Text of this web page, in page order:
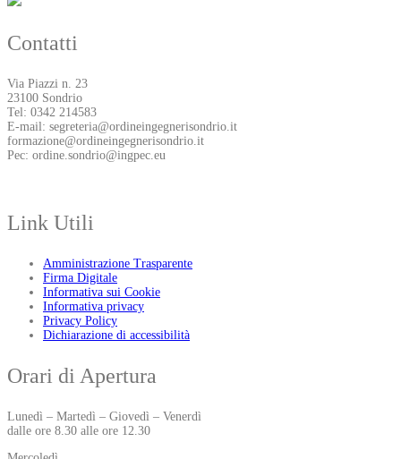
Contatti
Via Piazzi n. 23
23100 Sondrio
Tel: 0342 214583
E-mail: segreteria@ordineingegnerisondrio.it
formazione@ordineingegnerisondrio.it
Pec: ordine.sondrio@ingpec.eu
Link Utili
Amministrazione Trasparente
Firma Digitale
Informativa sui Cookie
Informativa privacy
Privacy Policy
Dichiarazione di accessibilità
Orari di Apertura
Lunedì – Martedì – Giovedì – Venerdì
dalle ore 8.30 alle ore 12.30